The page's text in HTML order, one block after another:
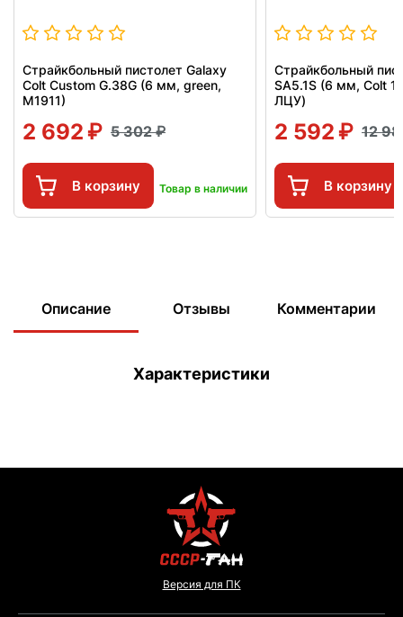
Страйкбольный пистолет Galaxy
Colt Custom G.38G (6 мм, green,
M1911)
2 692 5 302
В корзину Товар в наличии
Страйкбольный
SA5.1S (6 мм, Colt
ЛЦУ)
2 592 12
В корзину
Описание Отзывы Комментарии
Характеристики
Версия для ПК